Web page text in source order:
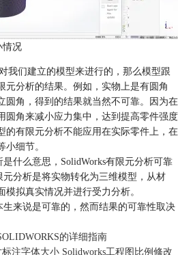
情况
我们建立的模型来进行的，那么模型跟
元分析的结果。例如，实物上是有圆角
圆角，得到的结果就当然不可靠。因为在
圆角来减小应力集中，达到提高零件强度
的有限元分析不能应用在实际零件上，在
细节。
什么意思，SolidWorks有限元分析可靠
元分析是将实物转化为三维模型，从材
拟真实情况并进行受力分析。
生来说是可靠的，然而结果的可靠性取决
的详细指南
注字体大小 Solidworks工程图比例修改